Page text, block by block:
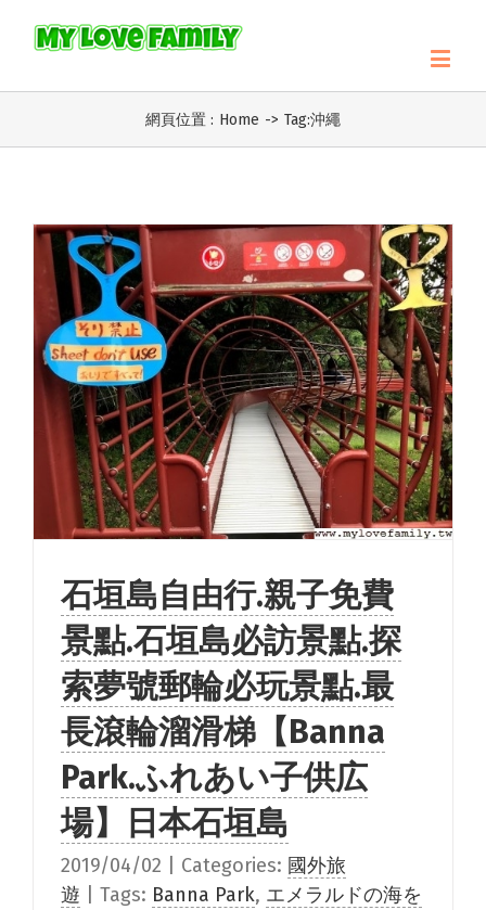
網頁位置 : Home -> Tag:沖繩
石垣島自由行.親子免費
景點.石垣島必訪景點.探
索夢號郵輪必玩景點.最
長滾輪溜滑梯【Banna
Park.ふれあい子供広
場】日本石垣島
2019/04/02 Categories: 國外旅
遊
Tags: Banna Park, エメラルドの海を